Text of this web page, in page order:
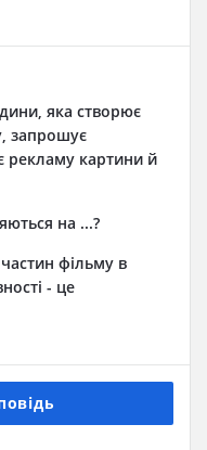
яка створює
запрошує
рекламу картини й
на ...?
частин фільму в
- це